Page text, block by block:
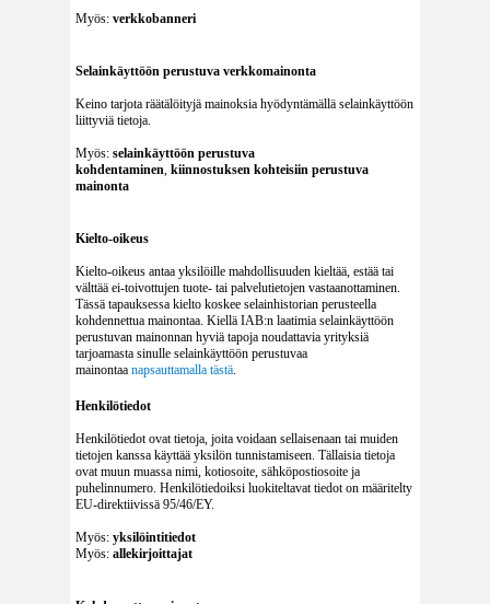
Myös: verkkobanneri
Selainkäyttöön perustuva verkkomainonta
Keino tarjota räätälöityjä mainoksia hyödyntämällä selainkäyttöön
liittyviä tietoja.
Myös: selainkäyttöön perustuva
kohdentaminen, kiinnostuksen kohteisiin perustuva
mainonta
Kielto-oikeus
Kielto-oikeus antaa yksilöille mahdollisuuden kieltää, estää tai
välttää ei-toivottujen tuote- tai palvelutietojen vastaanottaminen.
Tässä tapauksessa kielto koskee selainhistorian perusteella
kohdennettua mainontaa. Kiellä IAB:n laatimia selainkäyttöön
perustuvan mainonnan hyviä tapoja noudattavia yrityksiä
tarjoamasta sinulle selainkäyttöön perustuvaa
mainontaa napsauttamalla tästä.
Henkilötiedot
Henkilötiedot ovat tietoja, joita voidaan sellaisenaan tai muiden
tietojen kanssa käyttää yksilön tunnistamiseen. Tällaisia tietoja
ovat muun muassa nimi, kotiosoite, sähköpostiosoite ja
puhelinnumero. Henkilötiedoiksi luokiteltavat tiedot on määritelty
EU-direktiivissä 95/46/EY.
Myös: yksilöintitiedot
Myös: allekirjoittajat